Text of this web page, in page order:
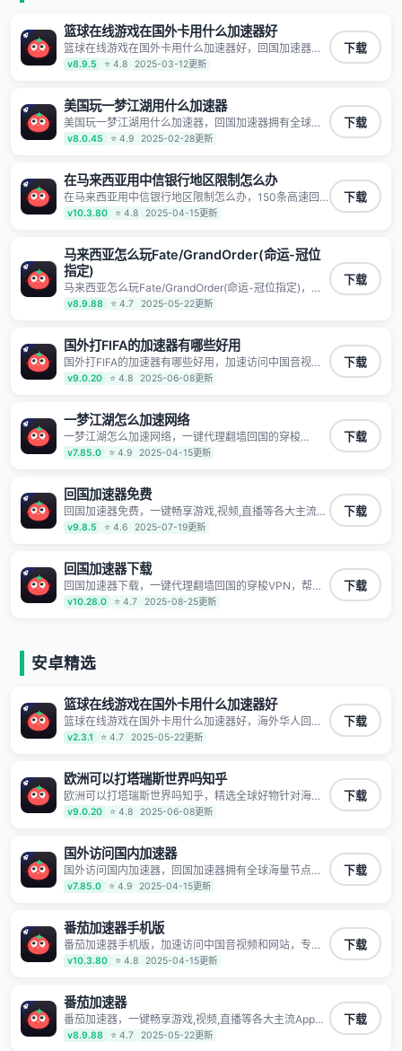
篮球在线游戏在国外卡用什么加速器好
篮球在线游戏在国外卡用什么加速器好，回国加速器拥
有全球海量节点覆盖，运营商专线不卡顿超稳定，专为
海外华人和留学生打造，帮助海外华人免除地域限制，
品质音乐。
v8.9.5 ⭐ 4.8 2025-03-12更新
下载
美国玩一梦江湖用什么加速器
美国玩一梦江湖用什么加速器，回国加速器拥有全球海
量节点覆盖，运营商专线不卡顿超稳定，专为海外华人
和留学生打造，帮助海外华人免除地域限制，随时高速
乐。
v8.0.45 ⭐ 4.9 2025-02-28更新
下载
在马来西亚用中信银行地区限制怎么办
在马来西亚用中信银行地区限制怎么办，150条高速回
国线路 自有高速中转节点 无需注册 一键连接 提供高速
线路 应用内直达视频音乐app,快人一步 应用模式 App互
同时确保数据不泄露 阻止第三方对数据进行窃取和监听
v10.3.80 ⭐ 4.8 2025-04-15更新
下载
马来西亚怎么玩Fate/GrandOrder(命运-冠位
指定)
马来西亚怎么玩Fate/GrandOrder(命运-冠位指定)，助
力海外华人高速访问国内网络，快速开启国内各直播平
台,解决国内视频、音乐卡顿问题；更能加速海量国服游
v8.9.88 ⭐ 4.7 2025-05-22更新
下载
国外打FIFA的加速器有哪些好用
国外打FIFA的加速器有哪些好用，加速访问中国音视频
和网站，专业回国加速器，帮你加速访问优酷、bilibili、
腾讯视频、爱奇艺等，加速国服游戏，例如原神、阴阳
书启示录、明日方舟、战双帕弥什、sky光·遇、另一个
伊甸园等国内各种服务,回国加速器致力于帮助海外华人
和留学生、港澳台地区用户提供最好的回国游戏和音乐
视频加速服务，可以在海外或港澳台地区流畅加速国服
戏加速专线。能加速访问优酷、爱奇艺、腾讯视频、B
站、芒果TV、西瓜视频、QQ音乐、网易云音乐、酷狗
音乐、YY等主流网站应用解除限制，带你穿梭加速回
国。目前已有上百万用户，用户整体好评95%以上，一
对一在线客服支持，保障你的使用体验。
v9.0.20 ⭐ 4.8 2025-06-08更新
下载
一梦江湖怎么加速网络
一梦江湖怎么加速网络，一键代理翻墙回国的穿梭
VPN，帮助海外华人留学生及港澳台地区用户破除地区
版权限制问题，一键降低游戏延迟，加速访问中国网
v7.85.0 ⭐ 4.9 2025-04-15更新
下载
回国加速器免费
回国加速器免费，一键畅享游戏,视频,直播等各大主流
App应用,视频加载极速不卡顿。人在海外听歌,玩国服游
戏 简单易用。
v9.8.5 ⭐ 4.6 2025-07-19更新
下载
回国加速器下载
回国加速器下载，一键代理翻墙回国的穿梭VPN，帮助
海外华人留学生及港澳台地区用户破除地区版权限制问
题，一键降低游戏延迟，加速访问中国网站、游戏及应
v10.28.0 ⭐ 4.7 2025-08-25更新
下载
安卓精选
篮球在线游戏在国外卡用什么加速器好
篮球在线游戏在国外卡用什么加速器好，海外华人回国
加速器,为境外华人解决海外怎么听歌?海外怎么看剧?海
外怎么玩游戏不卡等境外难题,全球回国稳定国内节点,专
v2.3.1 ⭐ 4.7 2025-05-22更新
下载
欧洲可以打塔瑞斯世界吗知乎
欧洲可以打塔瑞斯世界吗知乎，精选全球好物针对海外
华人、留学生和海外出差用户打造的一款高质量专属回
国加速器,只要身处海外即可一键加速畅享国内网络:追剧
股等多场景的应用及网络加速
v9.0.20 ⭐ 4.8 2025-06-08更新
下载
国外访问国内加速器
国外访问国内加速器，回国加速器拥有全球海量节点覆
盖，运营商专线不卡顿超稳定，专为海外华人和留学生
打造，帮助海外华人免除地域限制，随时高速稳定低延
v7.85.0 ⭐ 4.9 2025-04-15更新
下载
番茄加速器手机版
番茄加速器手机版，加速访问中国音视频和网站，专业
回国加速器，帮你加速访问优酷、bilibili、腾讯视频、爱
奇艺等，加速国服游戏，例如原神、阴阳师、和平精
明日方舟、战双帕弥什、sky光·遇、另一个伊甸园等国
内各种服务,回国加速器致力于帮助海外华人和留学生、
港澳台地区用户提供最好的回国游戏和音乐视频加速服
务，可以在海外或港澳台地区流畅加速国服游戏和音视
v10.3.80 ⭐ 4.8 2025-04-15更新
下载
番茄加速器
番茄加速器，一键畅享游戏,视频,直播等各大主流App应
用,视频加载极速不卡顿。人在海外听歌,玩国服游戏 简
单易用。
v8.9.88 ⭐ 4.7 2025-05-22更新
下载